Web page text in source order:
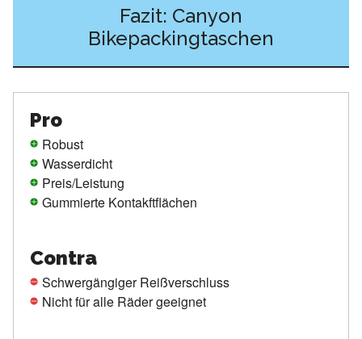
Fazit: Canyon
Bikepackingtaschen
Pro
Robust
Wasserdicht
Preis/Leistung
Gummierte Kontakftflächen
Contra
Schwergängiger Reißverschluss
Nicht für alle Räder geeignet